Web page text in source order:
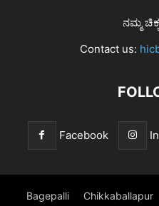
ನಮ್ಮ
Contact us:
Facebook
Bagepalli Chikkaballapur